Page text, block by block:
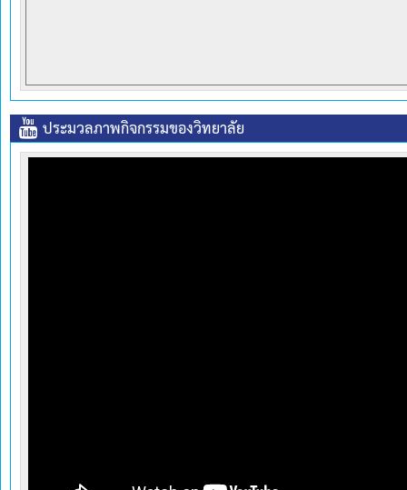
ประมวลภาพกิจกรรมของวิทยาลัย